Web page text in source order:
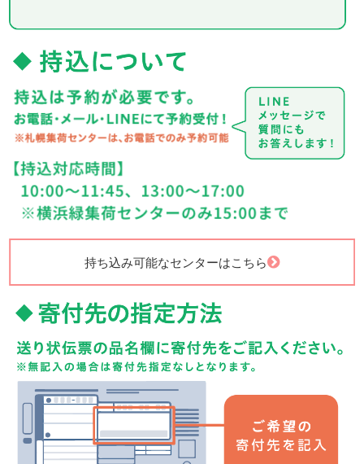
持ち込み可能なセンターはこちら